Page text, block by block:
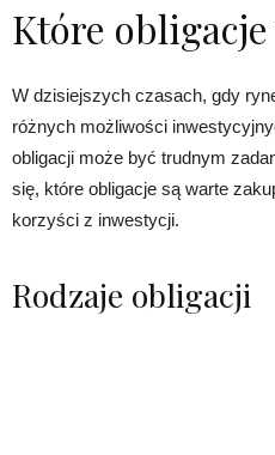
Które
W dzisiejszych czasach, gdy
różnych możliwości
obligacji może być trudnym
się, które obligacje są warte
korzyści z inwestycji.
Rodzaje obligacji